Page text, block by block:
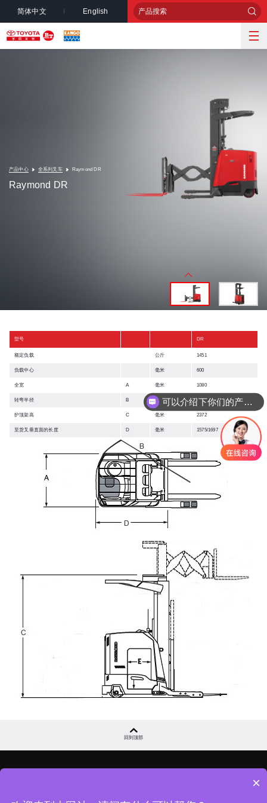
简体中文 English
产品中心 全系列叉车 Raymond DR
Raymond DR
型号 DR
额定负载 公斤 1451
负载中心 毫米 600
全宽 A 毫米 1080
转弯半径 B 毫米 1920/2022
护顶架高 C 毫米 2372
至货叉垂直面的长度 D 毫米 1575/1697
回到顶部
可以介绍下你们的产品么
×